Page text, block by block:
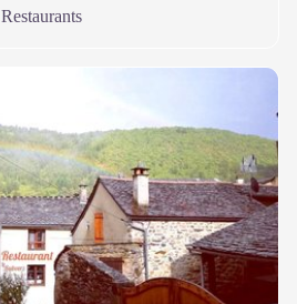
Restaurants